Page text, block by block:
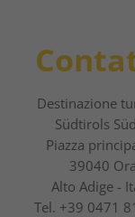
Destinazione
Südtirols
Piazza
39040 Ora
Alto Adige -
Tel. +39 0471